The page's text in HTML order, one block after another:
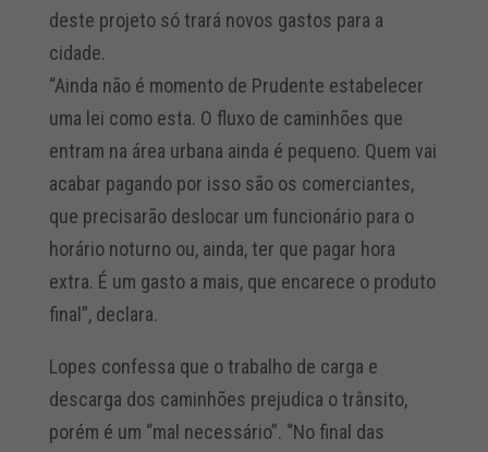
deste projeto só trará novos gastos para a
cidade.
“Ainda não é momento de Prudente estabelecer
uma lei como esta. O fluxo de caminhões que
entram na área urbana ainda é pequeno. Quem vai
acabar pagando por isso são os comerciantes,
que precisarão deslocar um funcionário para o
horário noturno ou, ainda, ter que pagar hora
extra. É um gasto a mais, que encarece o produto
final”, declara.
Lopes confessa que o trabalho de carga e
descarga dos caminhões prejudica o trânsito,
porém é um “mal necessário”. “No final das